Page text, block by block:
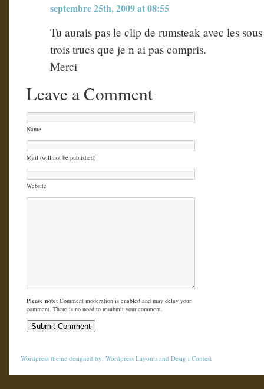
septembre 25th, 2009 at 08:55
Tu aurais pas le clip de rumsteak avec les
trois trucs que je n ai pas compris.
Merci
Leave a Comment
Name
Mail (will not be published)
Website
Please note: Comment moderation is enabled and may delay your
comment. There is no need to resubmit your comment.
Wordpress theme designed by: Wordpress Layouts and Design Contest